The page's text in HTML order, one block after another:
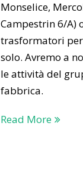
Monselice,
Campestrin 6/A)
trasformatori
solo. Avremo a
le attività del
fabbrica.
Read More